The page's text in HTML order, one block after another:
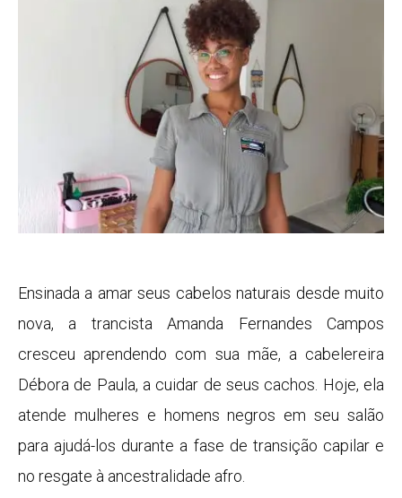
Ensinada a amar seus cabelos naturais desde muito
nova, a trancista Amanda Fernandes Campos
cresceu aprendendo com sua mãe, a cabelereira
Débora de Paula, a cuidar de seus cachos. Hoje, ela
atende mulheres e homens negros em seu salão
para ajudá-los durante a fase de transição capilar e
no resgate à ancestralidade afro.